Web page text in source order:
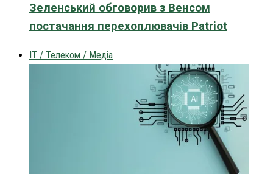
Зеленський обговорив з Венсом
постачання перехоплювачів Patriot
IT / Телеком / Медіа